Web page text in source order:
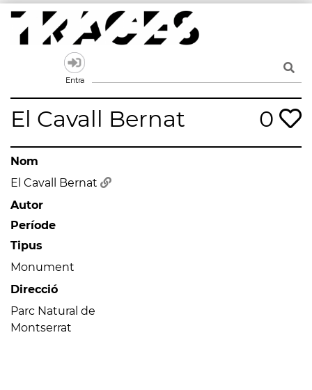
Skip
content
Un mapa de la memòria obert a tothom
Entra
El Cavall Bernat 0
Nom
El Cavall Bernat
Autor
Període
Tipus
Monument
Direcció
Parc Natural de
Montserrat